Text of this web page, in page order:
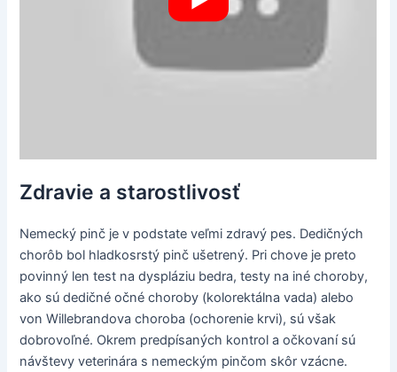
Zdravie a starostlivosť
Nemecký pinč je v podstate veľmi zdravý pes. Dedičných
chorôb bol hladkosrstý pinč ušetrený. Pri chove je preto
povinný len test na dyspláziu bedra, testy na iné choroby,
ako sú dedičné očné choroby (kolorektálna vada) alebo
von Willebrandova choroba (ochorenie krvi), sú však
dobrovoľné. Okrem predpísaných kontrol a očkovaní sú
návštevy veterinára s nemeckým pinčom skôr vzácne.